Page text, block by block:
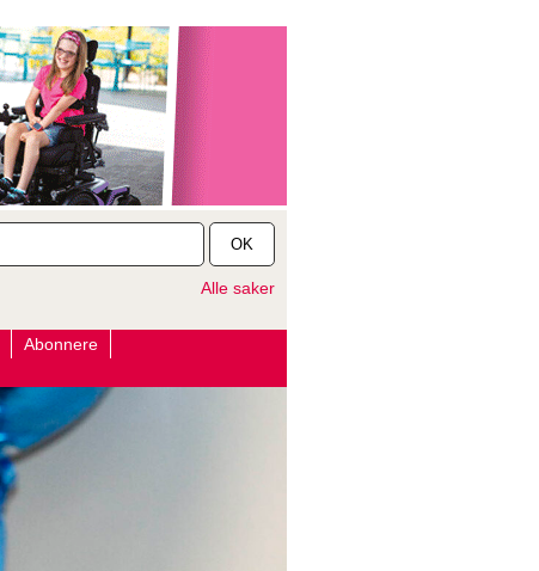
OK
Alle saker
Abonnere